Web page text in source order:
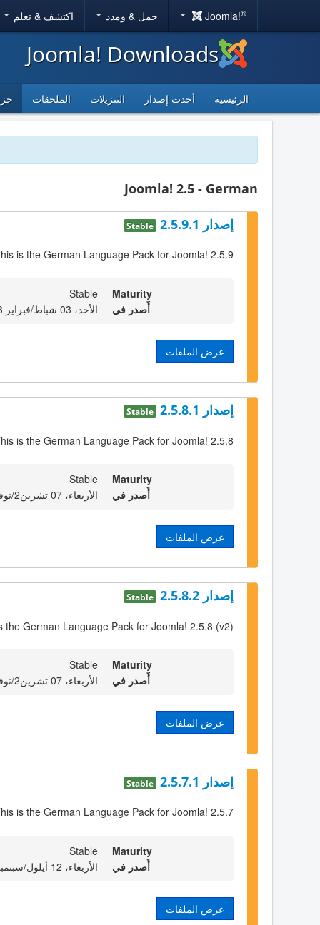
Joomla!® حمل & ومدد اكتشف & تعلم
Joomla! Downloads
الرئيسية أحدث إصدار التنزيلات الملحقات
Joomla! 2.5 - German
إصدار 2.5.9.1 Stable
is the German Language Pack for Joomla! 2.5.9
Maturity
Stable
أٌصدر في
الأحد، 03 شباط/فبراير 2013 23:00
عرض الملفات
إصدار 2.5.8.1 Stable
is the German Language Pack for Joomla! 2.5.8
Maturity
Stable
أٌصدر في
الأربعاء، 07 تشرين2/نوفمبر 2012 23:00
عرض الملفات
إصدار 2.5.8.2 Stable
the German Language Pack for Joomla! 2.5.8 (v2)
Maturity
Stable
أٌصدر في
الأربعاء، 07 تشرين2/نوفمبر 2012 23:00
عرض الملفات
إصدار 2.5.7.1 Stable
is the German Language Pack for Joomla! 2.5.7
Maturity
Stable
أٌصدر في
الأربعاء، 12 أيلول/سبتمبر 2012 23:00
عرض الملفات